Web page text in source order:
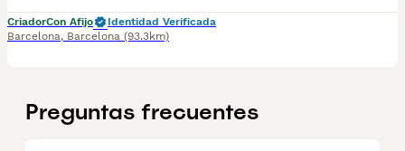
CriadorCon Afijo
Identidad Verificada
Barcelona, Barcelona (93.3km)
Preguntas frecuentes